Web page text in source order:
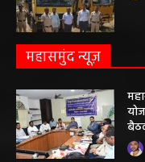
महासमुंद न्यूज़